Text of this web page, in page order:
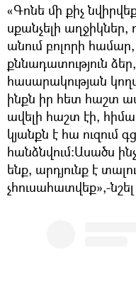
«Գոնե մի քիչ
սքանչելի
անում բոլորի
քննադատություն
հասարակության
ինքն իր հետ հաշտ
ավելի հաշտ էի,
կյանքն է հա ուզում
հանձնվում:Ասածս
ենք, արդյունք է
չհուսահատվեք»,-